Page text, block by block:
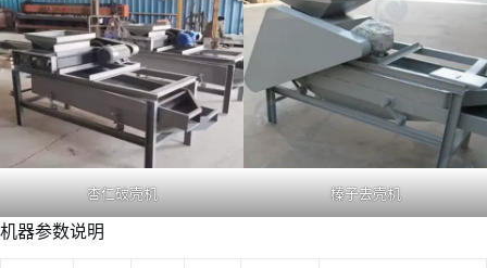
杏仁破壳机 榛子去壳机
机器参数说明